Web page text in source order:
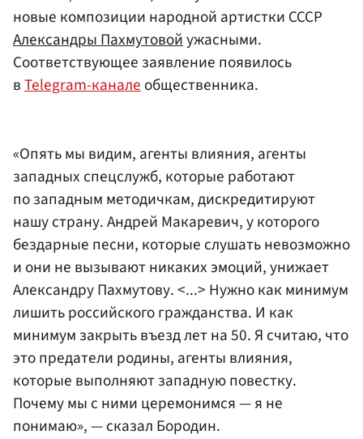
новые композиции народной артистки СССР
Александры Пахмутовойужасными.
Соответствующее заявление появилось
вTelegram-канале общественника.
«Опять мы видим, агенты влияния, агенты
западных спецслужб, которые работают
по западным методичкам, дискредитируют
нашу страну. Андрей Макаревич, у которого
бездарные песни, которые слушать невозможно
и они не вызывают никаких эмоций, унижает
Александру Пахмутову. <...> Нужно как минимум
лишить российского гражданства. И как
минимум закрыть въезд лет на 50. Я считаю, что
это предатели родины, агенты влияния,
которые выполняют западную повестку.
Почему мы с ними церемонимся — я не
понимаю», — сказал Бородин.